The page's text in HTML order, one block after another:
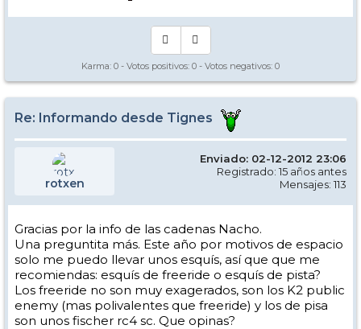
Karma: 0 - Votos positivos: 0 - Votos negativos: 0
Re: Informando desde Tignes
rotxen
Enviado: 02-12-2012 23:06
Registrado: 15 años antes
Mensajes: 113
Gracias por la info de las cadenas Nacho.
Una preguntita más. Este año por motivos de espacio
solo me puedo llevar unos esquís, así que que me
recomiendas: esquís de freeride o esquís de pista?
Los freeride no son muy exagerados, son los K2 public
enemy (mas polivalentes que freeride) y los de pisa
son unos fischer rc4 sc. Que opinas?